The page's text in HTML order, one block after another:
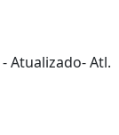
- Atualizado- Atl.